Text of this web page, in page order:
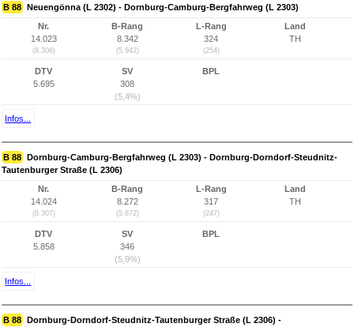
B 88 Neuengönna (L 2302) - Dornburg-Camburg-Bergfahrweg (L 2303)
Nr.
14.023
(8.306)
B-Rang
8.342
(5.942)
L-Rang
324
(254)
Land
TH
DTV
5.695
SV
308
(5,4%)
BPL
Infos...
B 88 Dornburg-Camburg-Bergfahrweg (L 2303) - Dornburg-Dorndorf-Steudnitz-
Tautenburger Straße (L 2306)
Nr.
14.024
(8.307)
B-Rang
8.272
(5.872)
L-Rang
317
(247)
Land
TH
DTV
5.858
SV
346
(5,9%)
BPL
Infos...
B 88 Dornburg-Dorndorf-Steudnitz-Tautenburger Straße (L 2306) -